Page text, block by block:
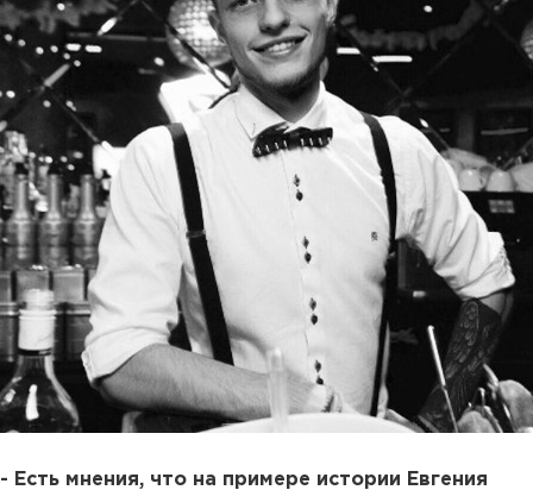
- Есть мнения, что на примере истории Евгения